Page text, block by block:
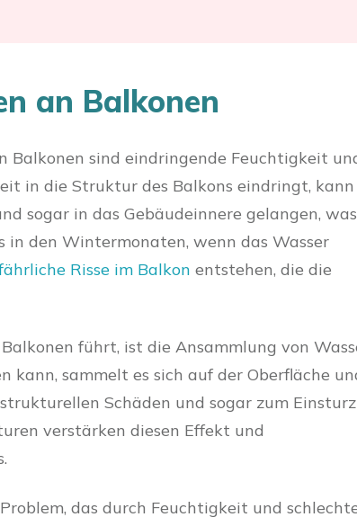
an Balkonen
Balkonen sind eindringende Feuchtigkeit
in die Struktur des Balkons eindringt, kann
sogar in das Gebäudeinnere gelangen, was
in den Wintermonaten, wenn das Wasser
Risse im Balkon entstehen, die die
führt, ist die Ansammlung von
kann, sammelt es sich auf der Oberfläche
Schäden und sogar zum Einsturz
verstärken diesen Effekt und
das durch Feuchtigkeit und